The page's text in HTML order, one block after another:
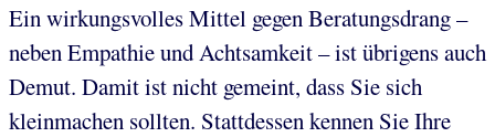
Ein wirkungsvolles Mittel gegen Beratungsdrang –
neben Empathie und Achtsamkeit – ist übrigens auch
Demut. Damit ist nicht gemeint, dass Sie sich
kleinmachen sollten. Stattdessen kennen Sie Ihre